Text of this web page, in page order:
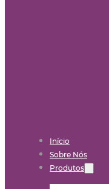
Início
Sobre Nós
Produtos